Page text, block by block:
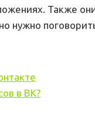
Также
нужно
в ВК?